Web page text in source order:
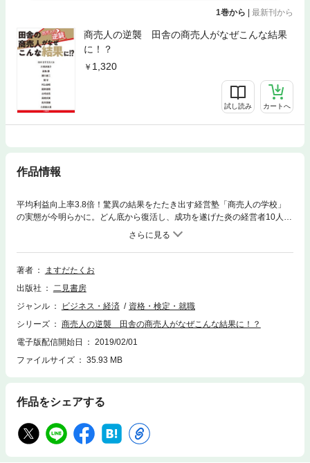
1巻から | 最新刊から
商売人の逆襲 田舎の商売人がなぜこんな結果
に！？
1,320
試し読み カートへ
作品情報
平均利益向上率3.8倍！驚異の結果をたたき出す経営塾「商売人の学校」
の実態が今明らかに。どん底から復活し、成功を遂げた炎の経営者10人の
必勝ノウハウを公開！成功した経営者のストーリーに加えて、実際に使っ
たチラシ、Webサイトも公開。
著者
ますだたくお
出版社
二見書房
ジャンル
ビジネス・経済
資格・検定・就職
シリーズ
商売人の逆襲 田舎の商売人がなぜこんな結果に！？
電子版配信開始日
2019/02/01
ファイルサイズ
35.93 MB
作品をシェアする